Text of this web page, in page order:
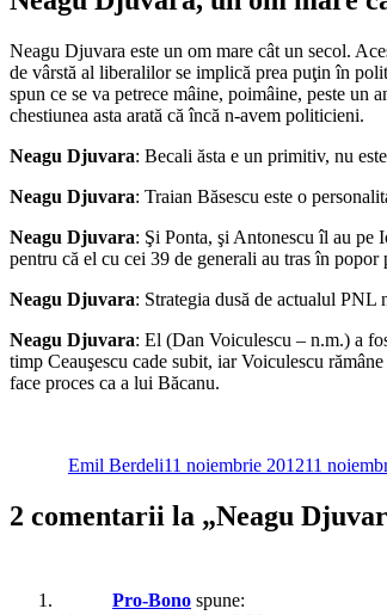
Neagu Djuvara este un om mare cât un secol.
de vârstă al liberalilor se implică prea puţin în
spun ce se va petrece mâine, poimâine, peste
chestiunea asta arată că încă n-avem politicieni.
Neagu Djuvara: Becali ăsta e un primitiv, nu
Neagu Djuvara: Traian Băsescu este o
Neagu Djuvara: Şi Ponta, şi Antonescu îl au
pentru că el cu cei 39 de generali au tras în popor
Neagu Djuvara: Strategia dusă de actualul
Neagu Djuvara: El (Dan Voiculescu – n.m.) a
timp Ceauşescu cade subit, iar Voiculescu
face proces ca a lui Băcanu.
Emil Berdeli11 noiembrie 201211
2 comentarii la „Neagu
Pro-Bono spune: